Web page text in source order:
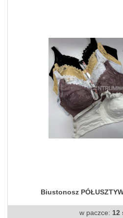
Biustonosz
w paczce: 12